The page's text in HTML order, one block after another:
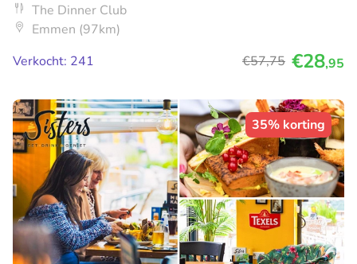
The Dinner Club
Emmen (97km)
Verkocht: 241
€57,75 €28,95
35% korting